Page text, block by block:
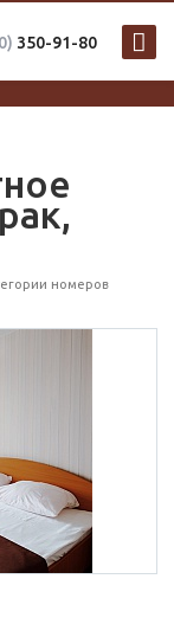
350-91-80
номеров